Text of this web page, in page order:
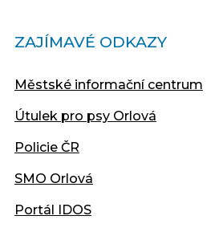
ZAJÍMAVÉ ODKAZY
Městské informační centrum
Útulek pro psy Orlová
Policie ČR
SMO Orlová
Portál IDOS